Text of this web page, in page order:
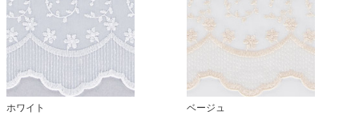
ホワイト ベージュ